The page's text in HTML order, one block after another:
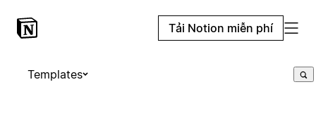
Tải Notion miễn phí
Templates